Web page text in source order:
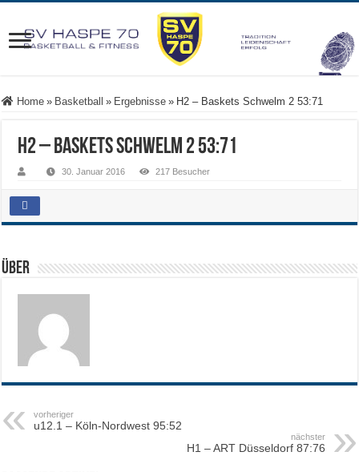
Home » Basketball » Ergebnisse » H2 – Baskets Schwelm 2 53:71
H2 – Baskets Schwelm 2 53:71
30. Januar 2016 217 Besucher
Über
vorheriger
u12.1 – Köln-Nordwest 95:52
nächster
H1 – ART Düsseldorf 87:76